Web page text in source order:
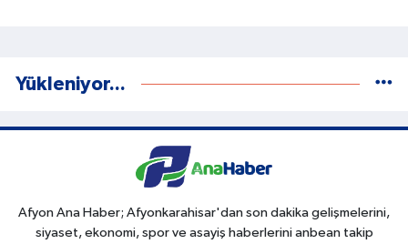
Yükleniyor...
Afyon Ana Haber; Afyonkarahisar'dan son dakika gelişmelerini,
siyaset, ekonomi, spor ve asayiş haberlerini anbean takip